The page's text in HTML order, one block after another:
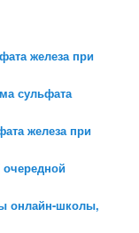
железа при
сульфата
железа при
онлайн-школы,